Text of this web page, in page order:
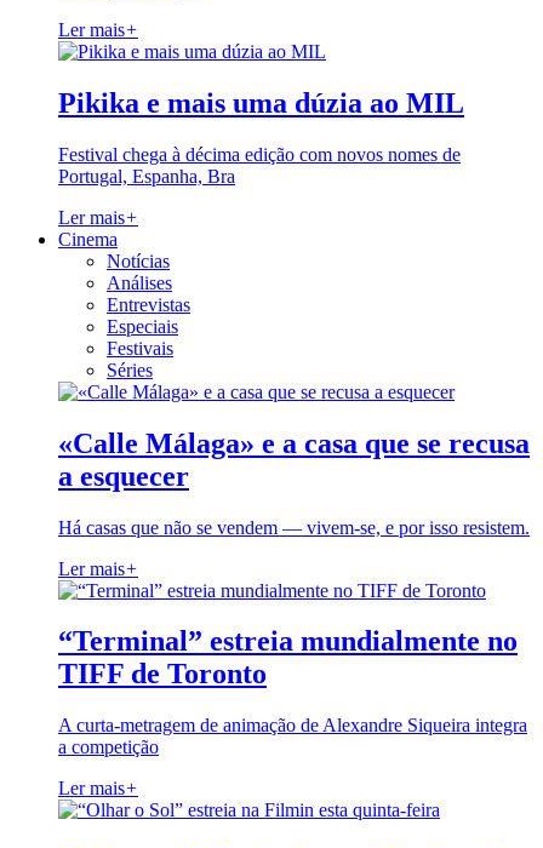
Ler mais+
Pikika e mais uma dúzia ao MIL
Festival chega à décima edição com novos nomes de
Portugal, Espanha, Bra
Ler mais+
Cinema
Notícias
Análises
Entrevistas
Especiais
Festivais
Séries
«Calle Málaga» e a casa que se recusa
a esquecer
Há casas que não se vendem — vivem-se, e por isso resistem.
Ler mais+
“Terminal” estreia mundialmente no
TIFF de Toronto
A curta-metragem de animação de Alexandre Siqueira integra
a competição
Ler mais+